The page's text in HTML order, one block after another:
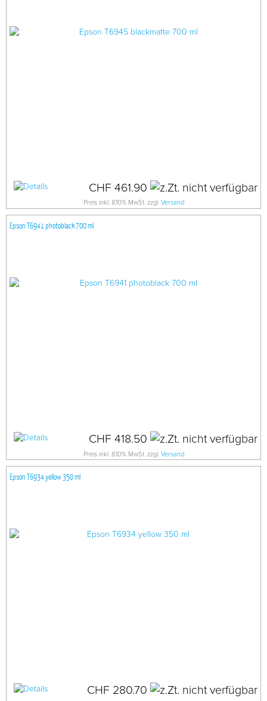
CHF 461.90
Preis inkl. 8.10% MwSt. zzgl. Versand
Epson T6941 photoblack 700 ml
CHF 418.50
Preis inkl. 8.10% MwSt. zzgl. Versand
Epson T6934 yellow 350 ml
CHF 280.70